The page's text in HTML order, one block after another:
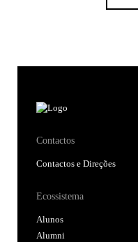
Contactos
Contactos e Direções
Ecossistema
Alunos
Alumni